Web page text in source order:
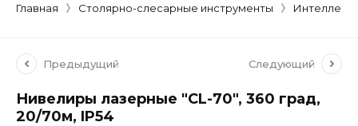
Главная Столярно-слесарные инструменты
Предыдущий Следующий
Нивелиры лазерные ″CL-70″, 360 град,
20/70м, IP54